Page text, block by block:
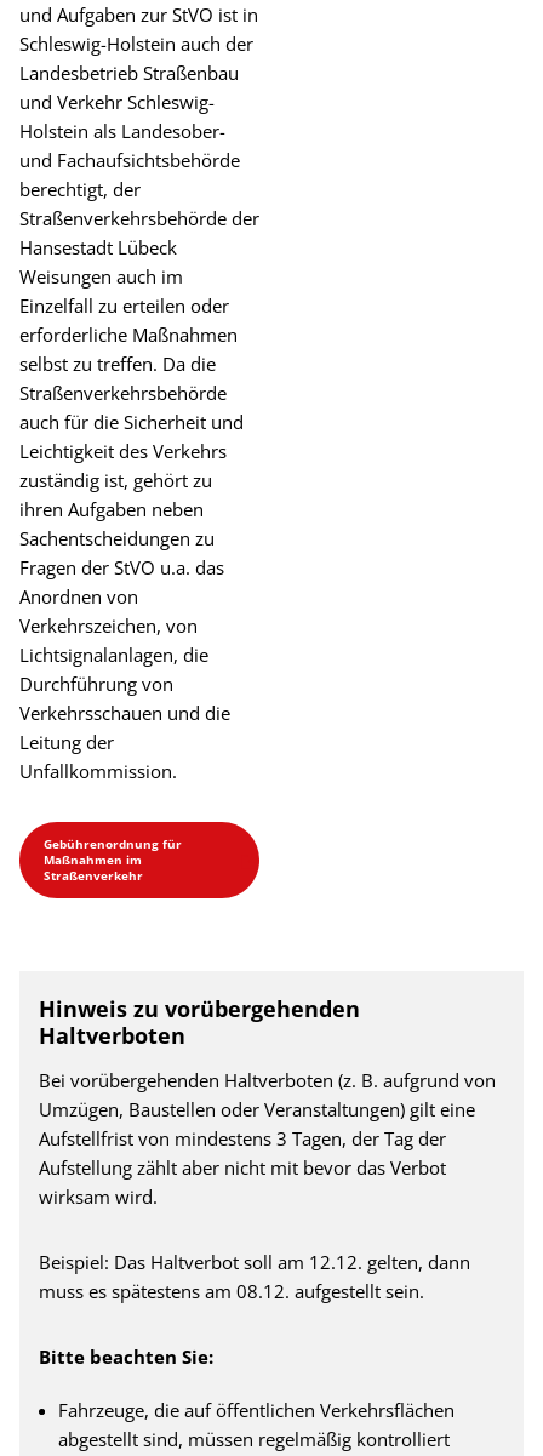
und Aufgaben zur StVO ist in
Schleswig-Holstein auch der
Landesbetrieb Straßenbau
und Verkehr Schleswig-
Holstein als Landesober-
und Fachaufsichtsbehörde
berechtigt, der
Straßenverkehrsbehörde der
Hansestadt Lübeck
Weisungen auch im
Einzelfall zu erteilen oder
erforderliche Maßnahmen
selbst zu treffen. Da die
Straßenverkehrsbehörde
auch für die Sicherheit und
Leichtigkeit des Verkehrs
zuständig ist, gehört zu
ihren Aufgaben neben
Sachentscheidungen zu
Fragen der StVO u.a. das
Anordnen von
Verkehrszeichen, von
Lichtsignalanlagen, die
Durchführung von
Verkehrsschauen und die
Leitung der
Unfallkommission.
Gebührenordnung für
Maßnahmen im
Straßenverkehr
Hinweis zu vorübergehenden
Haltverboten
Bei vorübergehenden Haltverboten (z. B. aufgrund von
Umzügen, Baustellen oder Veranstaltungen) gilt eine
Aufstellfrist von mindestens 3 Tagen, der Tag der
Aufstellung zählt aber nicht mit bevor das Verbot
wirksam wird.
Beispiel: Das Haltverbot soll am 12.12. gelten, dann
muss es spätestens am 08.12. aufgestellt sein.
Bitte beachten Sie:
Fahrzeuge, die auf öffentlichen Verkehrsflächen
abgestellt sind, müssen regelmäßig kontrolliert